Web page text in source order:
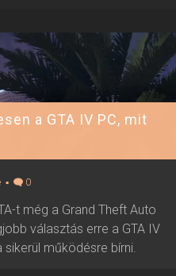
a GTA IV PC, mit
▪ 0
t még a Grand Theft Auto
választás erre a GTA IV
működésre bírni.